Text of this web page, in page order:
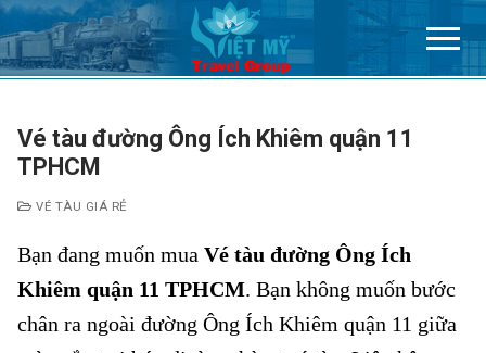
Chuyển
đến
nội
Vé tàu đường Ông Ích Khiêm quận 11
TPHCM
VÉ TÀU GIÁ RẺ
Bạn đang muốn mua Vé tàu đường Ông Ích
Khiêm quận 11 TPHCM. Bạn không muốn bước
chân ra ngoài đường Ông Ích Khiêm quận 11 giữa